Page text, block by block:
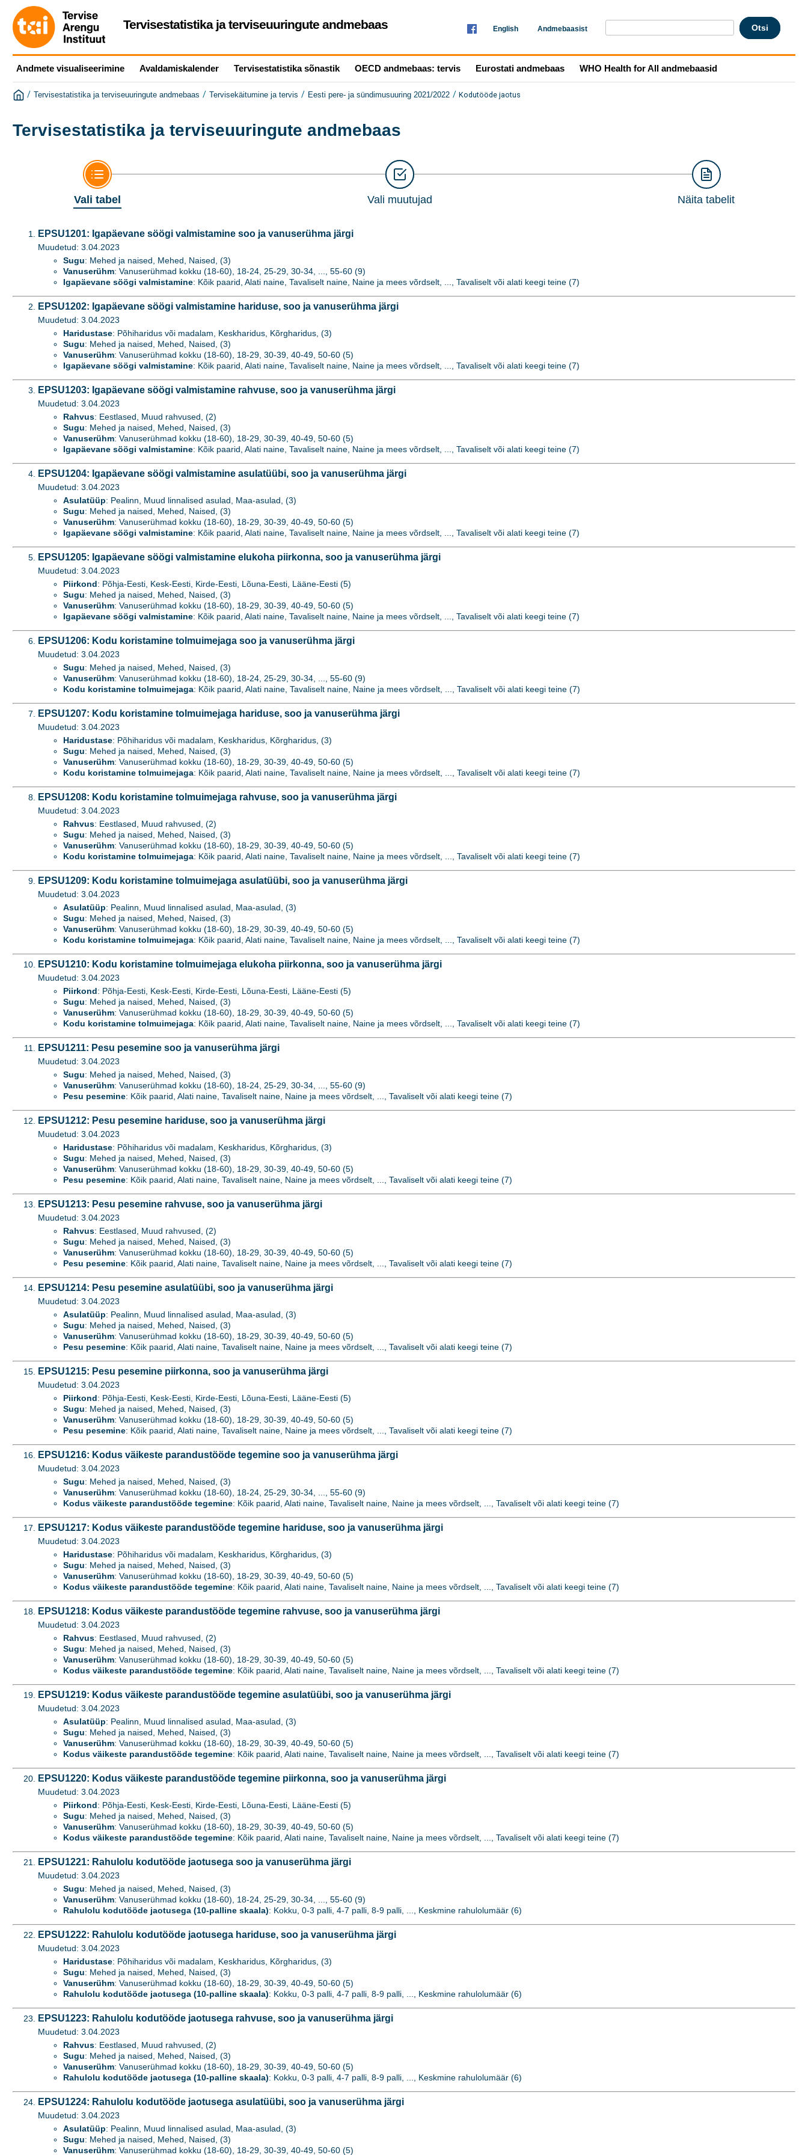
Tervisestatistika ja terviseuuringute andmebaas English Andmebaasist
Andmete visualiseerimine Avaldamiskalender Tervisestatistika sõnastik OECD andmebaas: tervis Eurostati andmebaas WHO Health for All andmebaasid
/ Tervisestatistika ja terviseuuringute andmebaas / Tervisekäitumine ja tervis / Eesti pere- ja sündimusuuring 2021/2022 / Kodutööde jaotus
Tervisestatistika ja terviseuuringute andmebaas
Vali tabel Vali muutujad Näita tabelit
EPSU1201: Igapäevane söögi valmistamine soo ja vanuserühma järgi
Muudetud: 3.04.2023
Sugu: Mehed ja naised, Mehed, Naised, (3)
Vanuserühm: Vanuserühmad kokku (18-60), 18-24, 25-29, 30-34, ..., 55-60 (9)
Igapäevane söögi valmistamine: Kõik paarid, Alati naine, Tavaliselt naine, Naine ja mees võrdselt, ..., Tavaliselt või alati keegi teine (7)
EPSU1202: Igapäevane söögi valmistamine hariduse, soo ja vanuserühma järgi
Muudetud: 3.04.2023
Haridustase: Põhiharidus või madalam, Keskharidus, Kõrgharidus, (3)
Sugu: Mehed ja naised, Mehed, Naised, (3)
Vanuserühm: Vanuserühmad kokku (18-60), 18-29, 30-39, 40-49, 50-60 (5)
Igapäevane söögi valmistamine: Kõik paarid, Alati naine, Tavaliselt naine, Naine ja mees võrdselt, ..., Tavaliselt või alati keegi teine (7)
EPSU1203: Igapäevane söögi valmistamine rahvuse, soo ja vanuserühma järgi
Muudetud: 3.04.2023
Rahvus: Eestlased, Muud rahvused, (2)
Sugu: Mehed ja naised, Mehed, Naised, (3)
Vanuserühm: Vanuserühmad kokku (18-60), 18-29, 30-39, 40-49, 50-60 (5)
Igapäevane söögi valmistamine: Kõik paarid, Alati naine, Tavaliselt naine, Naine ja mees võrdselt, ..., Tavaliselt või alati keegi teine (7)
EPSU1204: Igapäevane söögi valmistamine asulatüübi, soo ja vanuserühma järgi
Muudetud: 3.04.2023
Asulatüüp: Pealinn, Muud linnalised asulad, Maa-asulad, (3)
Sugu: Mehed ja naised, Mehed, Naised, (3)
Vanuserühm: Vanuserühmad kokku (18-60), 18-29, 30-39, 40-49, 50-60 (5)
Igapäevane söögi valmistamine: Kõik paarid, Alati naine, Tavaliselt naine, Naine ja mees võrdselt, ..., Tavaliselt või alati keegi teine (7)
EPSU1205: Igapäevane söögi valmistamine elukoha piirkonna, soo ja vanuserühma järgi
Muudetud: 3.04.2023
Piirkond: Põhja-Eesti, Kesk-Eesti, Kirde-Eesti, Lõuna-Eesti, Lääne-Eesti (5)
Sugu: Mehed ja naised, Mehed, Naised, (3)
Vanuserühm: Vanuserühmad kokku (18-60), 18-29, 30-39, 40-49, 50-60 (5)
Igapäevane söögi valmistamine: Kõik paarid, Alati naine, Tavaliselt naine, Naine ja mees võrdselt, ..., Tavaliselt või alati keegi teine (7)
EPSU1206: Kodu koristamine tolmuimejaga soo ja vanuserühma järgi
Muudetud: 3.04.2023
Sugu: Mehed ja naised, Mehed, Naised, (3)
Vanuserühm: Vanuserühmad kokku (18-60), 18-24, 25-29, 30-34, ..., 55-60 (9)
Kodu koristamine tolmuimejaga: Kõik paarid, Alati naine, Tavaliselt naine, Naine ja mees võrdselt, ..., Tavaliselt või alati keegi teine (7)
EPSU1207: Kodu koristamine tolmuimejaga hariduse, soo ja vanuserühma järgi
Muudetud: 3.04.2023
Haridustase: Põhiharidus või madalam, Keskharidus, Kõrgharidus, (3)
Sugu: Mehed ja naised, Mehed, Naised, (3)
Vanuserühm: Vanuserühmad kokku (18-60), 18-29, 30-39, 40-49, 50-60 (5)
Kodu koristamine tolmuimejaga: Kõik paarid, Alati naine, Tavaliselt naine, Naine ja mees võrdselt, ..., Tavaliselt või alati keegi teine (7)
EPSU1208: Kodu koristamine tolmuimejaga rahvuse, soo ja vanuserühma järgi
Muudetud: 3.04.2023
Rahvus: Eestlased, Muud rahvused, (2)
Sugu: Mehed ja naised, Mehed, Naised, (3)
Vanuserühm: Vanuserühmad kokku (18-60), 18-29, 30-39, 40-49, 50-60 (5)
Kodu koristamine tolmuimejaga: Kõik paarid, Alati naine, Tavaliselt naine, Naine ja mees võrdselt, ..., Tavaliselt või alati keegi teine (7)
EPSU1209: Kodu koristamine tolmuimejaga asulatüübi, soo ja vanuserühma järgi
Muudetud: 3.04.2023
Asulatüüp: Pealinn, Muud linnalised asulad, Maa-asulad, (3)
Sugu: Mehed ja naised, Mehed, Naised, (3)
Vanuserühm: Vanuserühmad kokku (18-60), 18-29, 30-39, 40-49, 50-60 (5)
Kodu koristamine tolmuimejaga: Kõik paarid, Alati naine, Tavaliselt naine, Naine ja mees võrdselt, ..., Tavaliselt või alati keegi teine (7)
EPSU1210: Kodu koristamine tolmuimejaga elukoha piirkonna, soo ja vanuserühma järgi
Muudetud: 3.04.2023
Piirkond: Põhja-Eesti, Kesk-Eesti, Kirde-Eesti, Lõuna-Eesti, Lääne-Eesti (5)
Sugu: Mehed ja naised, Mehed, Naised, (3)
Vanuserühm: Vanuserühmad kokku (18-60), 18-29, 30-39, 40-49, 50-60 (5)
Kodu koristamine tolmuimejaga: Kõik paarid, Alati naine, Tavaliselt naine, Naine ja mees võrdselt, ..., Tavaliselt või alati keegi teine (7)
EPSU1211: Pesu pesemine soo ja vanuserühma järgi
Muudetud: 3.04.2023
Sugu: Mehed ja naised, Mehed, Naised, (3)
Vanuserühm: Vanuserühmad kokku (18-60), 18-24, 25-29, 30-34, ..., 55-60 (9)
Pesu pesemine: Kõik paarid, Alati naine, Tavaliselt naine, Naine ja mees võrdselt, ..., Tavaliselt või alati keegi teine (7)
EPSU1212: Pesu pesemine hariduse, soo ja vanuserühma järgi
Muudetud: 3.04.2023
Haridustase: Põhiharidus või madalam, Keskharidus, Kõrgharidus, (3)
Sugu: Mehed ja naised, Mehed, Naised, (3)
Vanuserühm: Vanuserühmad kokku (18-60), 18-29, 30-39, 40-49, 50-60 (5)
Pesu pesemine: Kõik paarid, Alati naine, Tavaliselt naine, Naine ja mees võrdselt, ..., Tavaliselt või alati keegi teine (7)
EPSU1213: Pesu pesemine rahvuse, soo ja vanuserühma järgi
Muudetud: 3.04.2023
Rahvus: Eestlased, Muud rahvused, (2)
Sugu: Mehed ja naised, Mehed, Naised, (3)
Vanuserühm: Vanuserühmad kokku (18-60), 18-29, 30-39, 40-49, 50-60 (5)
Pesu pesemine: Kõik paarid, Alati naine, Tavaliselt naine, Naine ja mees võrdselt, ..., Tavaliselt või alati keegi teine (7)
EPSU1214: Pesu pesemine asulatüübi, soo ja vanuserühma järgi
Muudetud: 3.04.2023
Asulatüüp: Pealinn, Muud linnalised asulad, Maa-asulad, (3)
Sugu: Mehed ja naised, Mehed, Naised, (3)
Vanuserühm: Vanuserühmad kokku (18-60), 18-29, 30-39, 40-49, 50-60 (5)
Pesu pesemine: Kõik paarid, Alati naine, Tavaliselt naine, Naine ja mees võrdselt, ..., Tavaliselt või alati keegi teine (7)
EPSU1215: Pesu pesemine piirkonna, soo ja vanuserühma järgi
Muudetud: 3.04.2023
Piirkond: Põhja-Eesti, Kesk-Eesti, Kirde-Eesti, Lõuna-Eesti, Lääne-Eesti (5)
Sugu: Mehed ja naised, Mehed, Naised, (3)
Vanuserühm: Vanuserühmad kokku (18-60), 18-29, 30-39, 40-49, 50-60 (5)
Pesu pesemine: Kõik paarid, Alati naine, Tavaliselt naine, Naine ja mees võrdselt, ..., Tavaliselt või alati keegi teine (7)
EPSU1216: Kodus väikeste parandustööde tegemine soo ja vanuserühma järgi
Muudetud: 3.04.2023
Sugu: Mehed ja naised, Mehed, Naised, (3)
Vanuserühm: Vanuserühmad kokku (18-60), 18-24, 25-29, 30-34, ..., 55-60 (9)
Kodus väikeste parandustööde tegemine: Kõik paarid, Alati naine, Tavaliselt naine, Naine ja mees võrdselt, ..., Tavaliselt või alati keegi teine (7)
EPSU1217: Kodus väikeste parandustööde tegemine hariduse, soo ja vanuserühma järgi
Muudetud: 3.04.2023
Haridustase: Põhiharidus või madalam, Keskharidus, Kõrgharidus, (3)
Sugu: Mehed ja naised, Mehed, Naised, (3)
Vanuserühm: Vanuserühmad kokku (18-60), 18-29, 30-39, 40-49, 50-60 (5)
Kodus väikeste parandustööde tegemine: Kõik paarid, Alati naine, Tavaliselt naine, Naine ja mees võrdselt, ..., Tavaliselt või alati keegi teine (7)
EPSU1218: Kodus väikeste parandustööde tegemine rahvuse, soo ja vanuserühma järgi
Muudetud: 3.04.2023
Rahvus: Eestlased, Muud rahvused, (2)
Sugu: Mehed ja naised, Mehed, Naised, (3)
Vanuserühm: Vanuserühmad kokku (18-60), 18-29, 30-39, 40-49, 50-60 (5)
Kodus väikeste parandustööde tegemine: Kõik paarid, Alati naine, Tavaliselt naine, Naine ja mees võrdselt, ..., Tavaliselt või alati keegi teine (7)
EPSU1219: Kodus väikeste parandustööde tegemine asulatüübi, soo ja vanuserühma järgi
Muudetud: 3.04.2023
Asulatüüp: Pealinn, Muud linnalised asulad, Maa-asulad, (3)
Sugu: Mehed ja naised, Mehed, Naised, (3)
Vanuserühm: Vanuserühmad kokku (18-60), 18-29, 30-39, 40-49, 50-60 (5)
Kodus väikeste parandustööde tegemine: Kõik paarid, Alati naine, Tavaliselt naine, Naine ja mees võrdselt, ..., Tavaliselt või alati keegi teine (7)
EPSU1220: Kodus väikeste parandustööde tegemine piirkonna, soo ja vanuserühma järgi
Muudetud: 3.04.2023
Piirkond: Põhja-Eesti, Kesk-Eesti, Kirde-Eesti, Lõuna-Eesti, Lääne-Eesti (5)
Sugu: Mehed ja naised, Mehed, Naised, (3)
Vanuserühm: Vanuserühmad kokku (18-60), 18-29, 30-39, 40-49, 50-60 (5)
Kodus väikeste parandustööde tegemine: Kõik paarid, Alati naine, Tavaliselt naine, Naine ja mees võrdselt, ..., Tavaliselt või alati keegi teine (7)
EPSU1221: Rahulolu kodutööde jaotusega soo ja vanuserühma järgi
Muudetud: 3.04.2023
Sugu: Mehed ja naised, Mehed, Naised, (3)
Vanuserühm: Vanuserühmad kokku (18-60), 18-24, 25-29, 30-34, ..., 55-60 (9)
Rahulolu kodutööde jaotusega (10-palline skaala): Kokku, 0-3 palli, 4-7 palli, 8-9 palli, ..., Keskmine rahulolumäär (6)
EPSU1222: Rahulolu kodutööde jaotusega hariduse, soo ja vanuserühma järgi
Muudetud: 3.04.2023
Haridustase: Põhiharidus või madalam, Keskharidus, Kõrgharidus, (3)
Sugu: Mehed ja naised, Mehed, Naised, (3)
Vanuserühm: Vanuserühmad kokku (18-60), 18-29, 30-39, 40-49, 50-60 (5)
Rahulolu kodutööde jaotusega (10-palline skaala): Kokku, 0-3 palli, 4-7 palli, 8-9 palli, ..., Keskmine rahulolumäär (6)
EPSU1223: Rahulolu kodutööde jaotusega rahvuse, soo ja vanuserühma järgi
Muudetud: 3.04.2023
Rahvus: Eestlased, Muud rahvused, (2)
Sugu: Mehed ja naised, Mehed, Naised, (3)
Vanuserühm: Vanuserühmad kokku (18-60), 18-29, 30-39, 40-49, 50-60 (5)
Rahulolu kodutööde jaotusega (10-palline skaala): Kokku, 0-3 palli, 4-7 palli, 8-9 palli, ..., Keskmine rahulolumäär (6)
EPSU1224: Rahulolu kodutööde jaotusega asulatüübi, soo ja vanuserühma järgi
Muudetud: 3.04.2023
Asulatüüp: Pealinn, Muud linnalised asulad, Maa-asulad, (3)
Sugu: Mehed ja naised, Mehed, Naised, (3)
Vanuserühm: Vanuserühmad kokku (18-60), 18-29, 30-39, 40-49, 50-60 (5)